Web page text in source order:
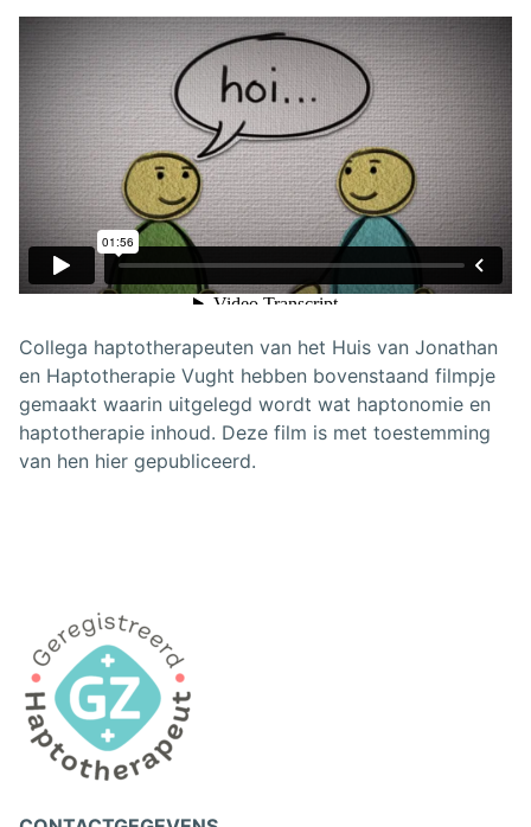
Collega haptotherapeuten van het Huis van Jonathan
en Haptotherapie Vught hebben bovenstaand filmpje
gemaakt waarin uitgelegd wordt wat haptonomie en
haptotherapie inhoud. Deze film is met toestemming
van hen hier gepubliceerd.